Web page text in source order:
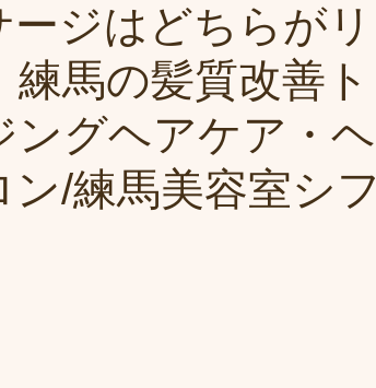
ジはどちらがリ
馬の髪質改善ト
ングヘアケア・ヘ
/練馬美容室シフ